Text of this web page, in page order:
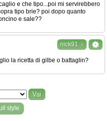
e che tipo...poi mi servirebbero
tipo brie? poi dopo quanto
e sale??
nick91 ↓
la ricetta di gilbe o battaglin?
style